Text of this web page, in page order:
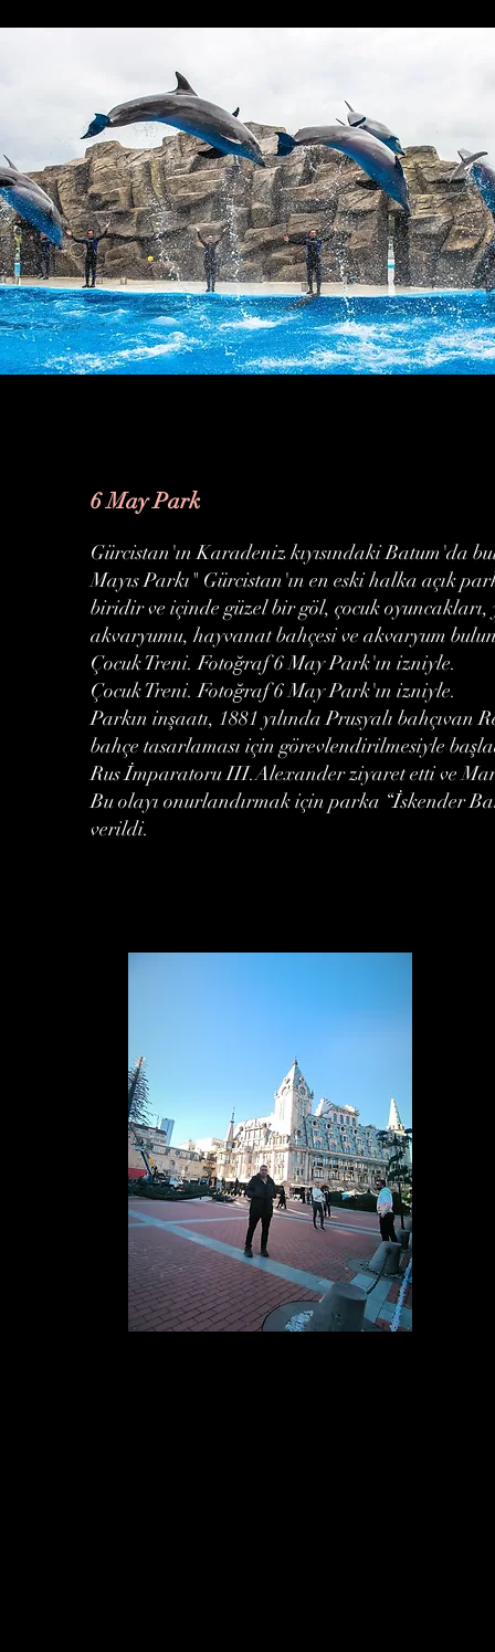
6 May Park
Gürcistan'ın Karadeniz kıyısındaki Batum'da
Mayıs Parkı" Gürcistan'ın en eski halka açık
biridir ve içinde güzel bir göl, çocuk oyuncakları,
akvaryumu, hayvanat bahçesi ve akvaryum
Çocuk Treni. Fotoğraf 6 May Park'ın izniyle.
Çocuk Treni. Fotoğraf 6 May Park'ın izniyle.
Parkın inşaatı, 1881 yılında Prusyalı bahçıvan
bahçe tasarlaması için görevlendirilmesiyle
Rus İmparatoru III.Alexander ziyaret etti ve
Bu olayı onurlandırmak için parka “İskender
verildi.